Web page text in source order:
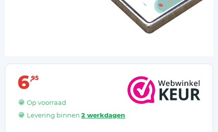
6 95
Op voorraad
Levering binnen2 werkdagen